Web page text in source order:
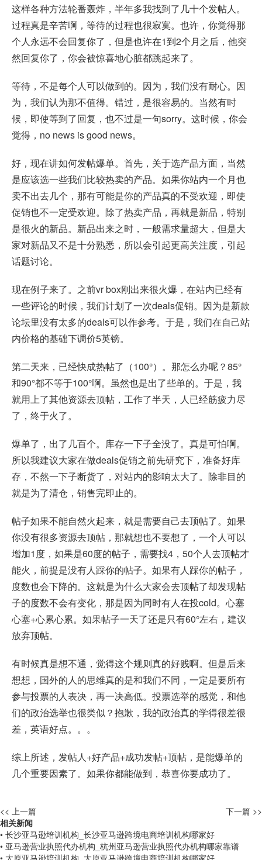
这样各种方法轮番轰炸，半年多我找到了几十个发帖人。
过程真是辛苦啊，等待的过程也很寂寞。也许，你觉得那
个人永远不会回复你了，但是也许在1到2个月之后，他突
然回复你了，你会被惊喜地心脏都跳起来了。
等待，不是每个人可以做到的。因为，我们没有耐心。因
为，我们认为那不值得。错过，是很容易的。当然有时
候，即使等到了回复，也不过是一句sorry。这时候，你会
觉得，no news is good news。
好，现在讲如何发帖爆单。首先，关于选产品方面，当然
是应该选一些我们比较热卖的产品。如果你站内一个月也
卖不出去几个，那有可能是你的产品真的不受欢迎，即使
促销也不一定受欢迎。除了热卖产品，再就是新品，特别
是很火的新品。新品出来之时，一般需求量超大，但是大
家对新品又不是十分熟悉，所以会引起更高关注度，引起
话题讨论。
现在例子来了。之前vr box刚出来很火爆，在站内已经有
一些评论的时候，我们计划了一次deals促销。因为是新款
论坛里没有太多的deals可以作参考。于是，我们在自己站
内价格的基础下调价5英镑。
第二天来，已经快成热帖了（100°）。那怎么办呢？85°
和90°都不等于100°啊。虽然也是出了些单的。于是，我
就用上了其他资源去顶帖，工作了半天，人已经筋疲力尽
了，终于火了。
爆单了，出了几百个。库存一下子全没了。真是可怕啊。
所以我建议大家在做deals促销之前先研究下，准备好库
存，不然一下子断货了，对站内的影响太大了。除非目的
就是为了清仓，销售完即止的。
帖子如果不能自然火起来，就是需要自己去顶帖了。如果
你没有很多资源去顶帖，那就想也不要想了，一个人可以
增加1度，如果是60度的帖子，需要找4，50个人去顶帖才
能火，前提是没有人踩你的帖子。如果有人踩你的帖子，
度数也会下降的。这就是为什么大家会去顶帖了却发现帖
子的度数不会有变化，那是因为同时有人在投cold。心塞
心塞+心累心累。如果帖子一天了还是只有60°左右，建议
放弃顶帖。
有时候真是想不通，觉得这个规则真的好贱啊。但是后来
想想，国外的人的思维真的是和我们不同，一定是要所有
参与投票的人表决，再一决高低。投票选举的感觉，和他
们的政治选举也很类似？抱歉，我的政治真的学得很差很
差，英语好点。。。
综上所述，发帖人+好产品+成功发帖+顶帖，是能爆单的
几个重要因素了。如果你都能做到，恭喜你要成功了。
<< 上一篇
下一篇 >>
相关新闻
• 长沙亚马逊培训机构_长沙亚马逊跨境电商培训机构哪家好
• 亚马逊营业执照代办机构_杭州亚马逊营业执照代办机构哪家靠谱
• 太原亚马逊培训机构_太原亚马逊跨境电商培训机构哪家好